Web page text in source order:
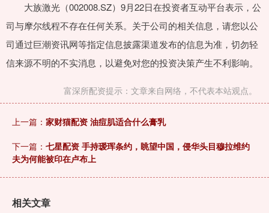
大族激光（002008.SZ）9月22日在投资者互动平台表示，公
司与摩尔线程不存在任何关系。关于公司的相关信息，请您以公
司通过巨潮资讯网等指定信息披露渠道发布的信息为准，切勿轻
信来源不明的不实消息，以避免对您的投资决策产生不利影响。
富深所配资提示：文章来自网络，不代表本站观点。
上一篇： 家财猫配资 油痘肌适合什么膏乳
下一篇： 七星配资 手持瑷珲条约，眺望中国，侵华头目穆拉维约
夫为何能被印在卢布上
相关文章